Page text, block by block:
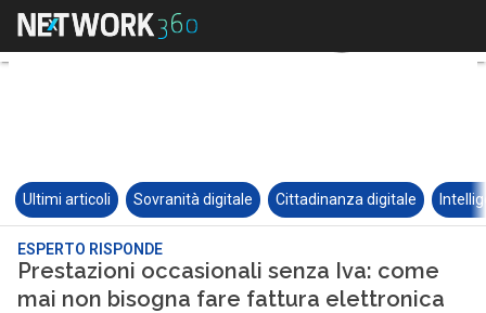
Ultimi articoli Sovranità digitale Cittadinanza digitale
ESPERTO RISPONDE
Prestazioni occasionali senza Iva: come
mai non bisogna fare fattura elettronica